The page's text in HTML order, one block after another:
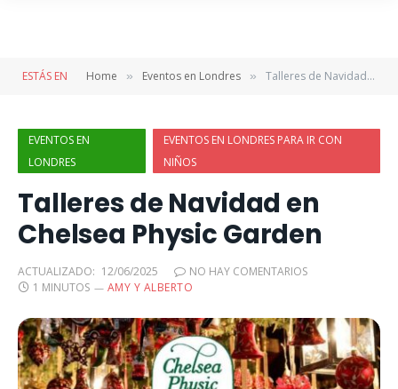
ESTÁS EN Home » Eventos en Londres » Talleres de Navidad en Chelsea Physic Garden
EVENTOS EN
LONDRES
EVENTOS EN LONDRES PARA IR CON
NIÑOS
Talleres de Navidad en
Chelsea Physic Garden
ACTUALIZADO: 12/06/2025
NO HAY COMENTARIOS
1 MINUTOS
AMY Y ALBERTO